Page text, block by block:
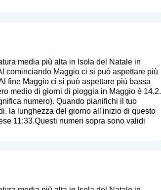
media più alta in Isola del Natale in
Maggio ci si può aspettare più
fine Maggio ci si può aspettare più bassa
medio di giorni di pioggia in Maggio è 14.2.
numero). Quando pianifichi il tuo
la lunghezza del giorno all'inizio di questo
11:33.Questi numeri sopra sono validi